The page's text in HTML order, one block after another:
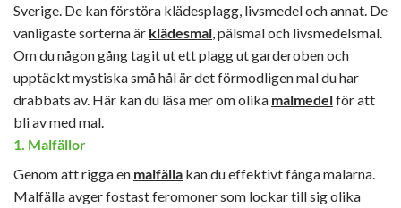
Sverige. De kan förstöra klädesplagg, livsmedel och annat. De
vanligaste sorterna är klädesmal, pälsmal och livsmedelsmal.
Om du någon gång tagit ut ett plagg ut garderoben och
upptäckt mystiska små hål är det förmodligen mal du har
drabbats av. Här kan du läsa mer om olika malmedelför att
bli av med mal.
1. Malfällor
Genom att rigga en malfälla kan du effektivt fånga malarna.
Malfälla avger fostast feromoner som lockar till sig olika